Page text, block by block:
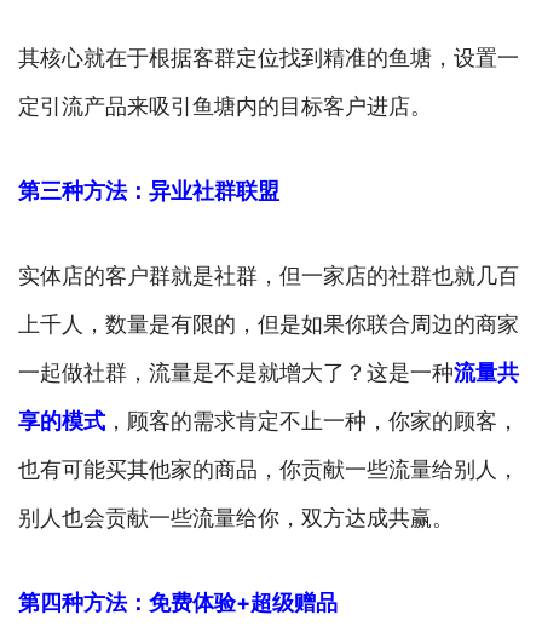
其核心就在于根据客群定位找到精准的鱼塘，设置一
定引流产品来吸引鱼塘内的目标客户进店。
第三种方法：异业社群联盟
实体店的客户群就是社群，但一家店的社群也就几百
上千人，数量是有限的，但是如果你联合周边的商家
一起做社群，流量是不是就增大了？这是一种流量共
享的模式 ，顾客的需求肯定不止一种，你家的顾客，
也有可能买其他家的商品，你贡献一些流量给别人，
别人也会贡献一些流量给你，双方达成共赢。
第四种方法：免费体验+超级赠品